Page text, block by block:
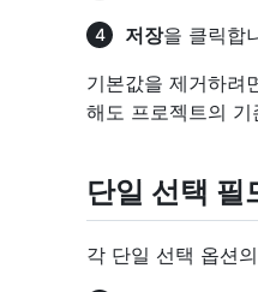
저장을 클릭합
기본값을 제거하려
해도 프로젝트의
단일 선택 필
각 단일 선택 옵션